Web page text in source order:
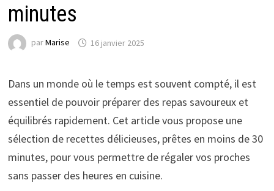
minutes
parMarise 16 janvier 2025
Dans un monde où le temps est souvent compté, il est
essentiel de pouvoir préparer des repas savoureux et
équilibrés rapidement. Cet article vous propose une
sélection de recettes délicieuses, prêtes en moins de 30
minutes, pour vous permettre de régaler vos proches
sans passer des heures en cuisine.